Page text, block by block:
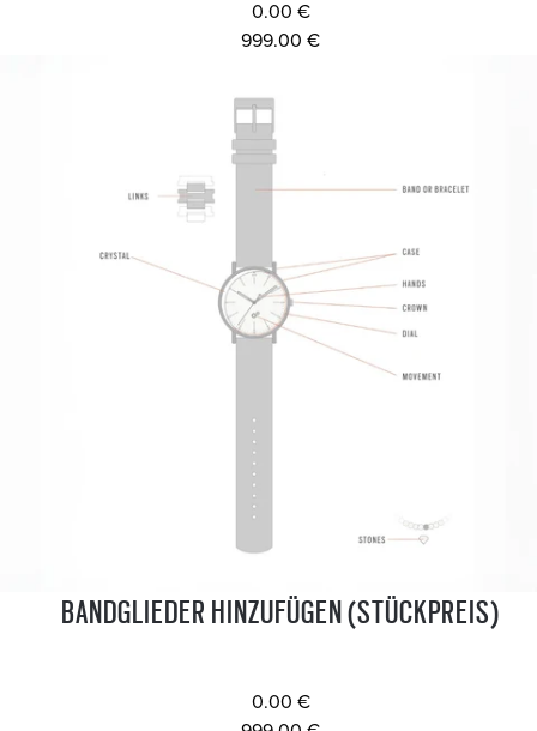
0.00 €
999.00 €
BANDGLIEDER HINZUFÜGEN (STÜCKPREIS)
0.00 €